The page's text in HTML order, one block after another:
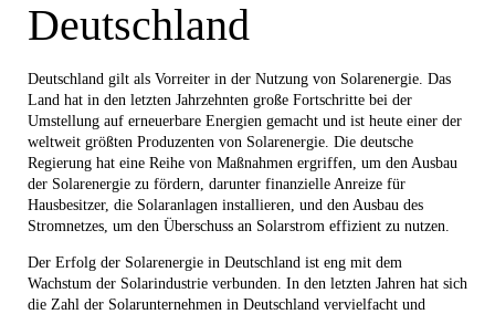
Deutschland
Deutschland gilt als Vorreiter in der Nutzung von Solarenergie. Das
Land hat in den letzten Jahrzehnten große Fortschritte bei der
Umstellung auf erneuerbare Energien gemacht und ist heute einer der
weltweit größten Produzenten von Solarenergie. Die deutsche
Regierung hat eine Reihe von Maßnahmen ergriffen, um den Ausbau
der Solarenergie zu fördern, darunter finanzielle Anreize für
Hausbesitzer, die Solaranlagen installieren, und den Ausbau des
Stromnetzes, um den Überschuss an Solarstrom effizient zu nutzen.
Der Erfolg der Solarenergie in Deutschland ist eng mit dem
Wachstum der Solarindustrie verbunden. In den letzten Jahren hat sich
die Zahl der Solarunternehmen in Deutschland vervielfacht und